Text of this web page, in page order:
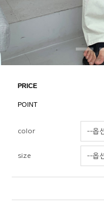
PRICE
POINT
color
size